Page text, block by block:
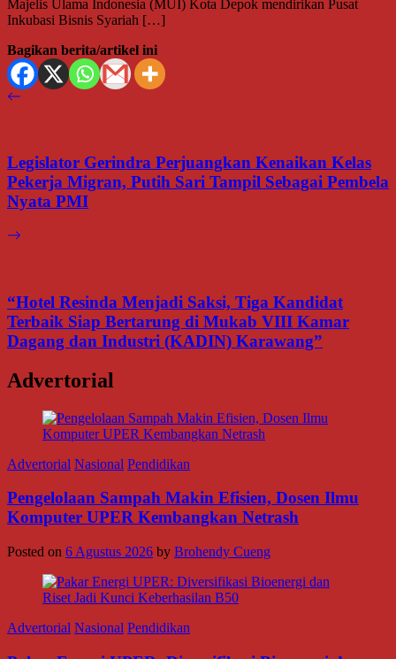
Majelis Ulama Indonesia (MUI) Kota Depok mendirikan Pusat
Inkubasi Bisnis Syariah […]
Bagikan berita/artikel ini
Legislator Gerindra Perjuangkan Kenaikan Kelas
Pekerja Migran, Putih Sari Tampil Sebagai Pembela
Nyata PMI
“Hotel Resinda Menjadi Saksi, Tiga Kandidat
Terbaik Siap Bertarung di Mukab VIII Kamar
Dagang dan Industri (KADIN) Karawang”
Advertorial
Advertorial Nasional Pendidikan
Pengelolaan Sampah Makin Efisien, Dosen Ilmu
Komputer UPER Kembangkan Netrash
Posted on 6 Agustus 2026 by Brohendy Cueng
Advertorial Nasional Pendidikan